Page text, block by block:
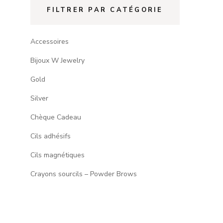
FILTRER PAR CATÉGORIE
Accessoires
Bijoux W Jewelry
Gold
Silver
Chèque Cadeau
Cils adhésifs
Cils magnétiques
Crayons sourcils – Powder Brows